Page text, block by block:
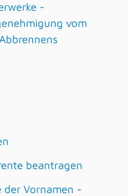
-
vom
beantragen
der Vornamen -